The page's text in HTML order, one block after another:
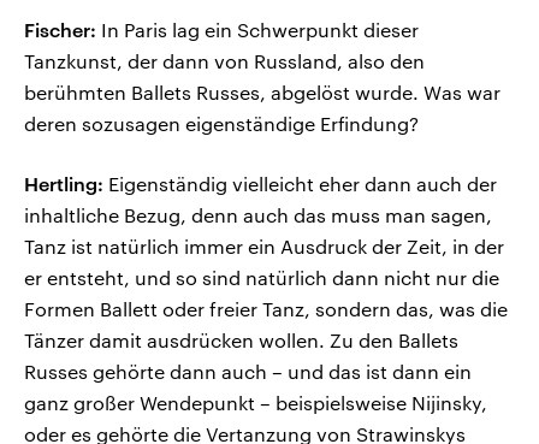
Fischer: In Paris lag ein Schwerpunkt dieser
Tanzkunst, der dann von Russland, also den
berühmten Ballets Russes, abgelöst wurde. Was war
deren sozusagen eigenständige Erfindung?
Hertling: Eigenständig vielleicht eher dann auch der
inhaltliche Bezug, denn auch das muss man sagen,
Tanz ist natürlich immer ein Ausdruck der Zeit, in der
er entsteht, und so sind natürlich dann nicht nur die
Formen Ballett oder freier Tanz, sondern das, was die
Tänzer damit ausdrücken wollen. Zu den Ballets
Russes gehörte dann auch – und das ist dann ein
ganz großer Wendepunkt – beispielsweise Nijinsky,
oder es gehörte die Vertanzung von Strawinskys